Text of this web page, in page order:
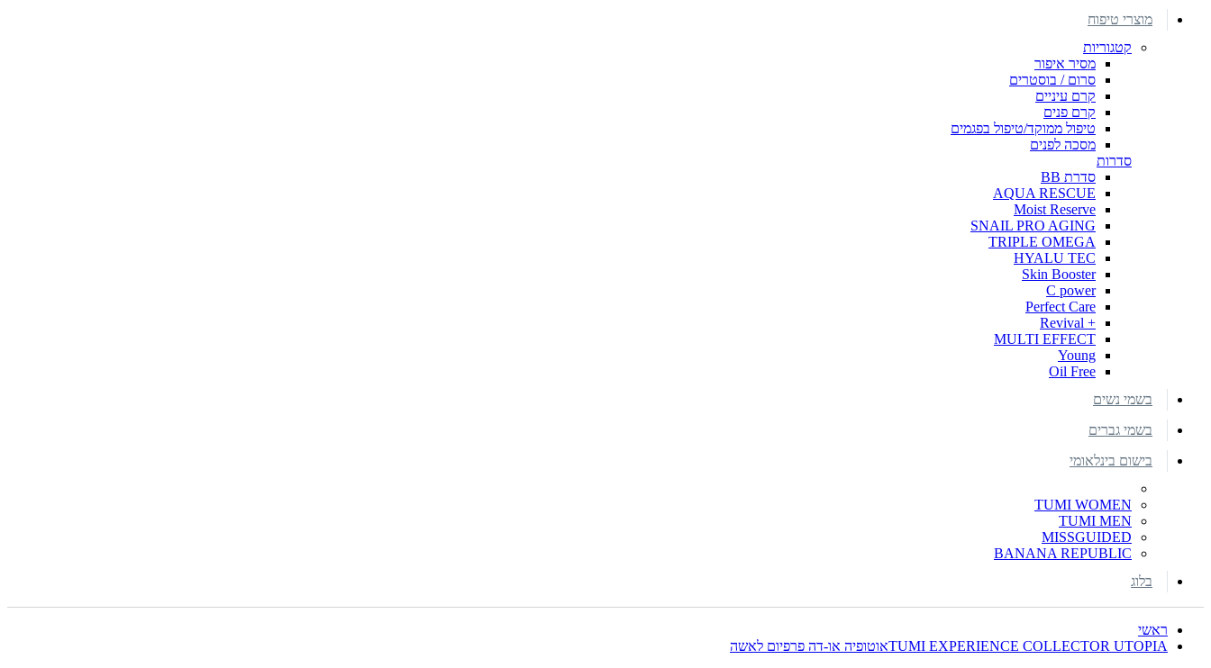
מוצרי טיפוח
קטגוריות
מסיר איפור
סרום / בוסטרים
קרם עיניים
קרם פנים
טיפול ממוקד/טיפול בפגמים
מסכה לפנים
סדרות
סדרת BB
AQUA RESCUE
Moist Reserve
SNAIL PRO AGING
TRIPLE OMEGA
HYALU TEC
Skin Booster
C power
Perfect Care
+ Revival
MULTI EFFECT
Young
Oil Free
בשמי נשים
בשמי גברים
בישום בינלאומי
TUMI WOMEN
TUMI MEN
MISSGUIDED
BANANA REPUBLIC
בלוג
ראשי
TUMI EXPERIENCE COLLECTOR UTOPIAאוטופיה או-דה פרפיום לאשה